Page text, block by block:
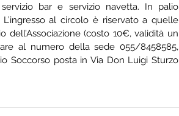
bar e servizio navetta. In palio
al circolo è riservato a quelle
(costo 10€, validità un
al numero della sede 055/8458585,
Soccorso posta in Via Don Luigi Sturzo